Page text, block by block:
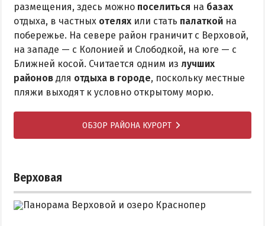
размещения, здесь можно поселиться на базах
отдыха, в частных отелях или стать палаткой на
побережье. На севере район граничит с Верховой,
на западе — с Колонией и Слободкой, на юге — с
Ближней косой. Считается одним из лучших
районов для отдыха в городе, поскольку местные
пляжи выходят к условно открытому морю.
ОБЗОР РАЙОНА КУРОРТ
Верховая